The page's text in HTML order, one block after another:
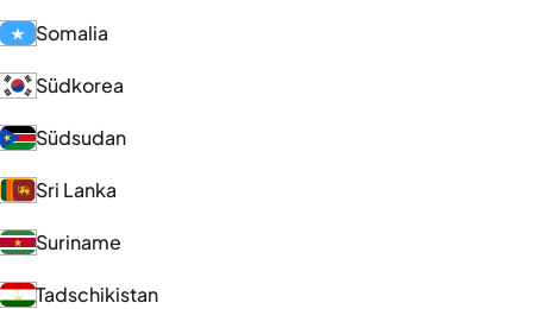
Somalia
Südkorea
Südsudan
Sri Lanka
Suriname
Tadschikistan